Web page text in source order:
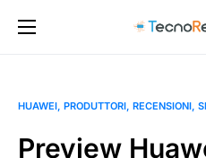
HUAWEI PRODUTTORI RECENSIONI
Preview